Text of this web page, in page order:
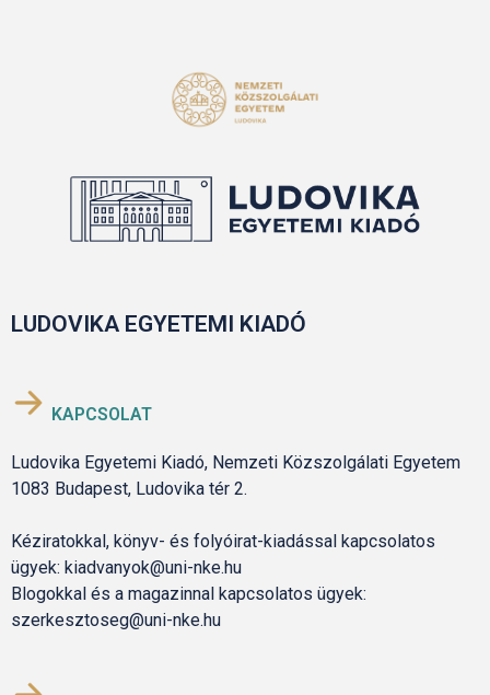
LUDOVIKA EGYETEMI KIADÓ
KAPCSOLAT
Ludovika Egyetemi Kiadó, Nemzeti Közszolgálati Egyetem
1083 Budapest, Ludovika tér 2.
Kéziratokkal, könyv- és folyóirat-kiadással kapcsolatos
ügyek: kiadvanyok@uni-nke.hu
Blogokkal és a magazinnal kapcsolatos ügyek:
szerkesztoseg@uni-nke.hu